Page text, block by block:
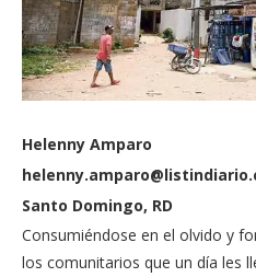
Helenny Amparo
Santo Domingo, RD
Consumiéndose en el olvido y
los comunitarios que un día les